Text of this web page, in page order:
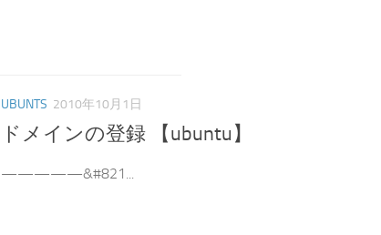
UBUNTS 2010年10月1日
ドメインの登録 【ubuntu】
—————&#821...